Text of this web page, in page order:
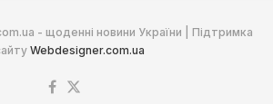
- щоденні новини України | Підтримка
Webdesigner.com.ua